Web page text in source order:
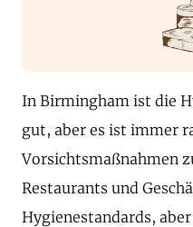
In Birmingham ist die
gut, aber es ist immer
Vorsichtsmaßnahmen
Restaurants und
Hygienestandards,